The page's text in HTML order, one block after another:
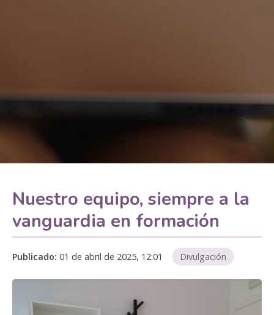
Nuestro equipo, siempre a la
vanguardia en formación
Publicado: 01 de abril de 2025, 12:01 Divulgación